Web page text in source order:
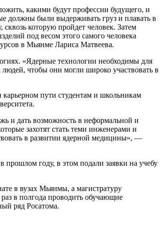
какими будут профессии будущего, и
должны были выдерживать груз и плавать в
которую пройдет человек. Затем
под весом этого самого человека
в Мьянме Лариса Матвеева.
«Ядерные технологии необходимы для
чтобы они могли широко участвовать в
пути студентам и школьникам
и дать возможность в неформальной и
захотят стать теми инженерами и
в развитии ядерной медицины», —
прошлом году, в этом подали заявки на учебу
в вузах Мьянмы, а магистратуру
в полгода проводить обучающие
ряд Росатома.